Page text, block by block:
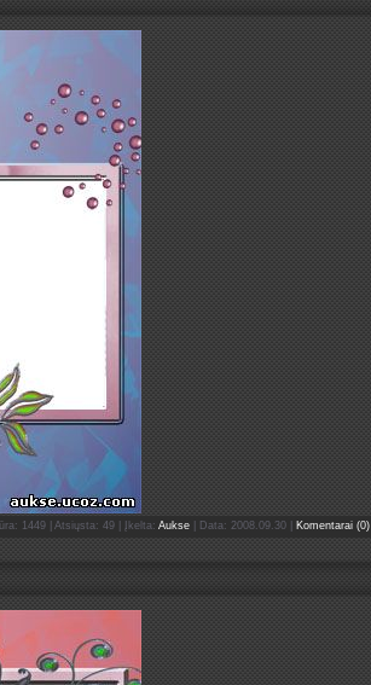
1449 | Atsiųsta: 49 | Įkelta: Aukse| Data: 2008.09.30 Komentarai (0)